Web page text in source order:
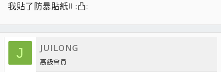
我貼了防暴貼紙!! :凸:
J JUILONG
高級會員